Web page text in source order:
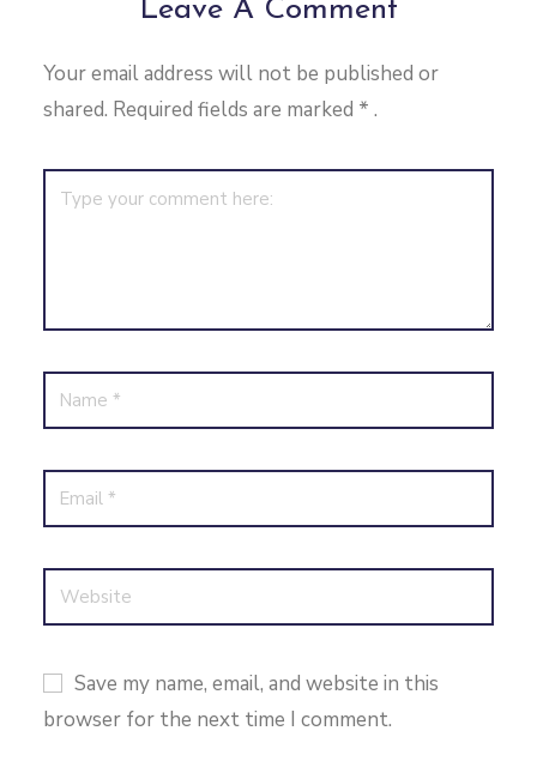
Leave A Comment
Your email address will not be published or
shared. Required fields are marked * .
Save my name, email, and website in this
browser for the next time I comment.